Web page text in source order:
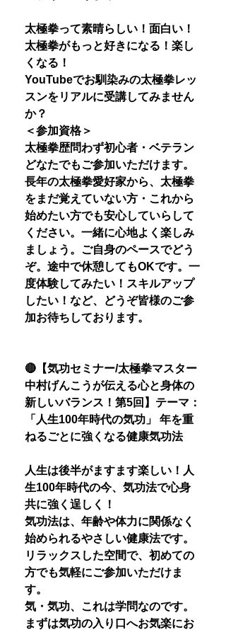
太極拳って素晴らしい！面白い！
太極拳がもっと好きになる！楽し
くなる！
YouTubeでお馴染みの太極拳レッ
スンをリアルに受講してみません
か？
＜参加資格＞
太極拳歴問わず初心者・ベテラン
どなたでもご参加いただけます。
長年の太極拳愛好家から、太極拳
をまだ覚えていない方・これから
始めたい方でも安心していらして
ください。一緒に心地よく楽しみ
ましょう。ご自身のペースでどう
ぞ。途中で休憩してもOKです。一
度体験してみたい！スキルアップ
したい！など、どうぞ皆様のご参
加お待ちしております。
🔴【気功セミナー/太極拳マスター
中村げんこうが伝える心と身体の
新しいバランス！第5回】テーマ：
「人生100年時代の気功」 年を重
ねるごとに強くなる健康気功法
人生は後半がますます楽しい！人
生100年時代の今、気功法で心身
共に強く逞しく！
気功法は、年齢や体力に関係なく
始められるやさしい健康法です。
リラックスした空間で、初めての
方でも気軽にご参加いただけま
す。
気・気功、これは学問なのです。
まずは気功の入り口へお気楽にお